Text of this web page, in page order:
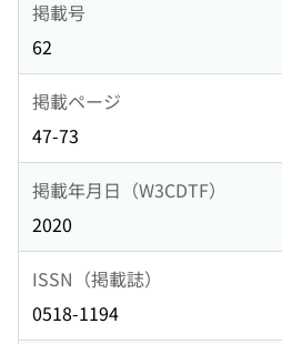
掲載号
62
掲載ページ
47-73
掲載年月日（W3CDTF）
2020
ISSN（掲載誌）
0518-1194